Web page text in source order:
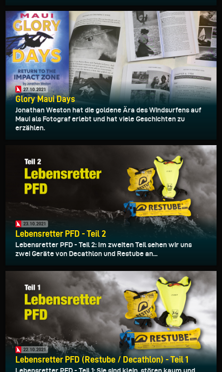
27.10.2021
Glory Maui Days
Jonathan Weston hat die goldene Ära des Windsurfens auf
Maui als Fotograf erlebt und hat viele Geschichten zu
erzählen.
23.10.2021
Lebensretter PFD - Teil 2
Lebensretter PFD - Teil 2: Im zweiten Teil sehen wir uns
zwei Geräte von Decathlon und Restube an...
22.10.2021
Lebensretter PFD (Restube / Decathlon) - Teil 1
Lebensretter PFD - Teil 1: Sie sind klein, stören kaum und